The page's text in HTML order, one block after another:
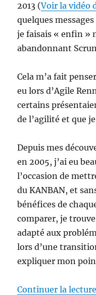
2013 (Voir la vidéo
quelques
je faisais « enfin »
abandonnant
Cela m’a fait
eu lors d’Agile
certains
de l’agilité et que
Depuis mes
en 2005, j’ai eu
l’occasion de
du KANBAN, et
bénéfices de
comparer, je
adapté aux
lors d’une
expliquer mon
Continuer la lecture